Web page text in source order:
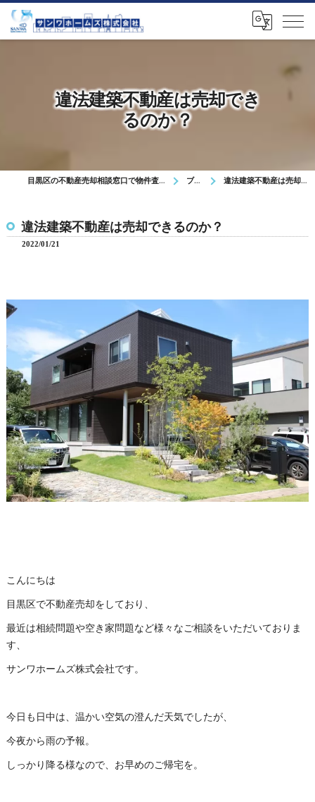
違法建築不動産は売却でき
るのか？
目黒区の不動産売却相談窓口で物件査定や無料相談を対応 ブログ 違法建築不動産は売却できるのか？
違法建築不動産は売却できるのか？
2022/01/21
こんにちは
目黒区で不動産売却をしており、
最近は相続問題や空き家問題など様々なご相談をいただいておりま
す、
サンワホームズ株式会社です。
今日も日中は、温かい空気の澄んだ天気でしたが、
今夜から雨の予報。
しっかり降る様なので、お早めのご帰宅を。